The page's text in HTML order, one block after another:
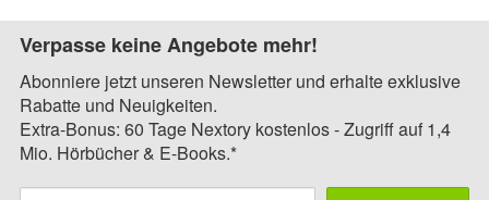
Verpasse keine Angebote mehr!
Abonniere jetzt unseren Newsletter und erhalte exklusive
Rabatte und Neuigkeiten.
Extra-Bonus: 60 Tage Nextory kostenlos - Zugriff auf 1,4
Mio. Hörbücher & E-Books.*